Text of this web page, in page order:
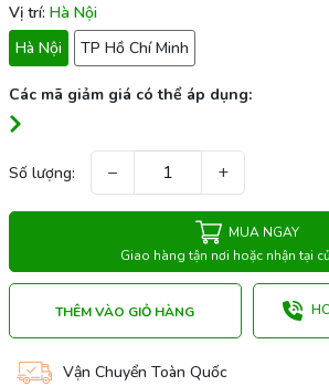
Vị trí: Hà Nội
Hà Nội
TP Hồ Chí Minh
Các mã giảm giá có thể áp dụng:
Số lượng: − +
MUA NGAY
Giao hàng tận nơi hoặc nhận tại
THÊM VÀO GIỎ HÀNG
Vận Chuyển Toàn Quốc